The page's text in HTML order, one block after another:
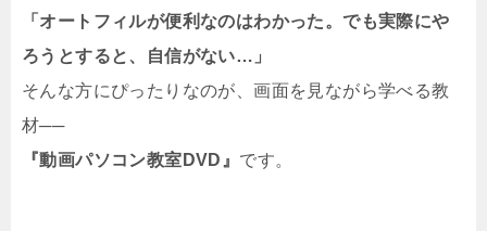
「オートフィルが便利なのはわかった。でも実際にや
ろうとすると、自信がない…」
そんな方にぴったりなのが、画面を見ながら学べる教
材──
『動画パソコン教室DVD』 です。